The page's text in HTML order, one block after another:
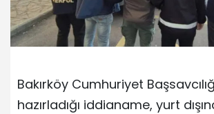
Bakırköy Cumhuriyet
hazırladığı iddianame, yurt